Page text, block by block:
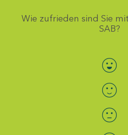
Wie zufrieden sind Sie
SAB?